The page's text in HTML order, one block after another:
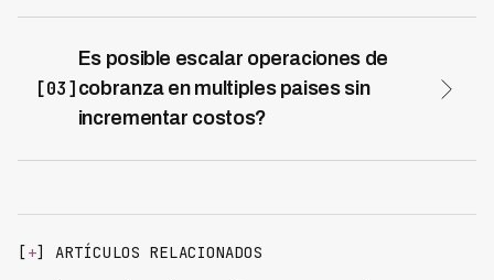
operación de cobranza. Esto se logra porque la
tecnología elimina gastos fijos asociados a oficinas,
supervisión y capacitación continua de agentes,
mientras mantiene o mejora tu tasa de recuperación.
eficiencias significativas sin sacrificar resultados. El
retorno de inversión se materializa rápidamente al
[03]
Es posible escalar operaciones de
cobranza en multiples paises sin
incrementar costos?
países de LATAM con una única plataforma,
permitiendo que una operación central gestione deuda
en diferentes mercados sin replicar infraestructura en
[+] ARTÍCULOS RELACIONADOS